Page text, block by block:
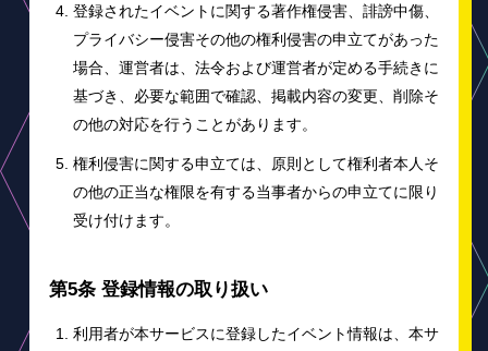
登録されたイベントに関する著作権侵害、誹謗中傷、
プライバシー侵害その他の権利侵害の申立てがあった
場合、運営者は、法令および運営者が定める手続きに
基づき、必要な範囲で確認、掲載内容の変更、削除そ
の他の対応を行うことがあります。
権利侵害に関する申立ては、原則として権利者本人そ
の他の正当な権限を有する当事者からの申立てに限り
受け付けます。
第5条 登録情報の取り扱い
利用者が本サービスに登録したイベント情報は、本サ